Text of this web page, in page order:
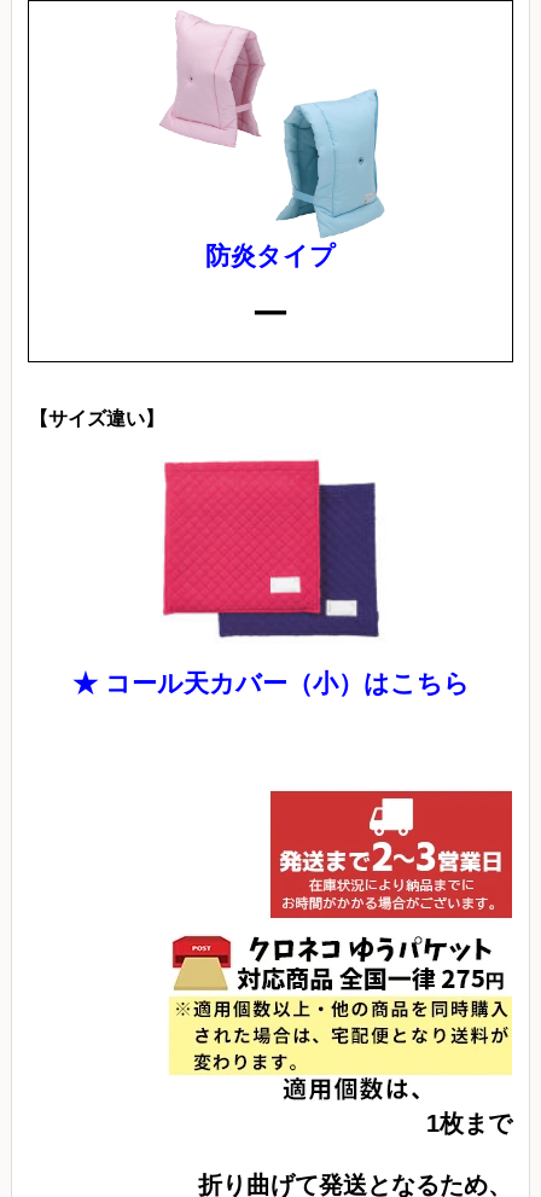
防炎タイプ
ー
【サイズ違い】
★ コール天カバー（小）はこちら
1枚まで
折り曲げて発送となるため、